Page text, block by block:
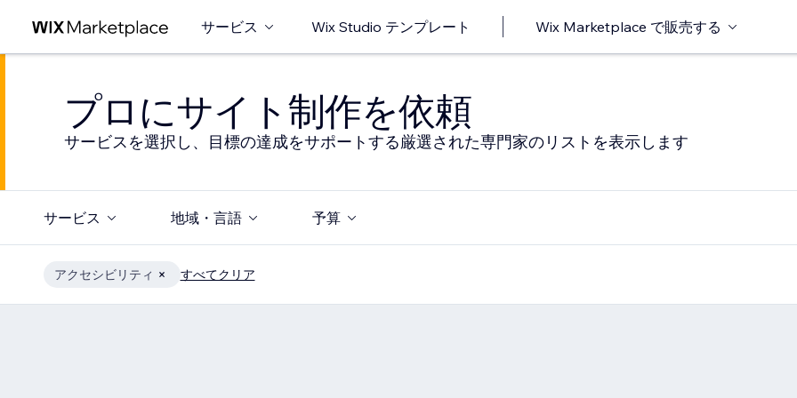
サービス Wix Studio テンプレート Wix Marketplace で販売する
プロにサイト制作を依頼
サービスを選択し、目標の達成をサポートする厳選された専門家のリストを表示します
サービス 地域・言語 予算
アクセシビリティ すべてクリア